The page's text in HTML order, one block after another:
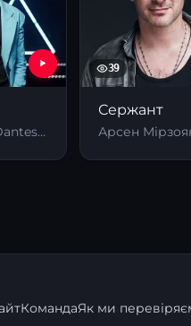
Volodymyr Dantes · 12.03.2026
39
Сержант
КомандаЯк ми